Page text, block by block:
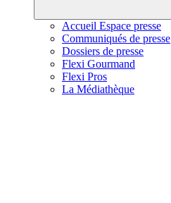
Accueil Espace presse
Communiqués de presse
Dossiers de presse
Flexi Gourmand
Flexi Pros
La Médiathèque